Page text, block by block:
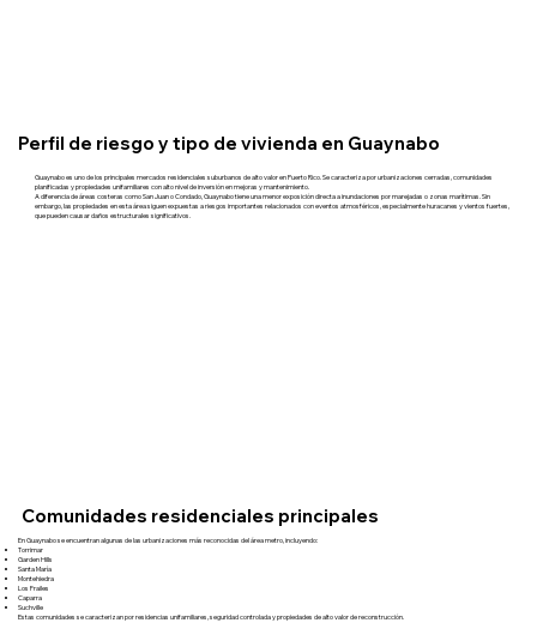
Perfil de riesgo y tipo de vivienda en Guaynabo
Guaynabo es uno de los principales mercados residenciales suburbanos de alto valor en Puerto Rico. Se caracteriza por urbanizaciones cerradas, comunidades
planificadas y propiedades unifamiliares con alto nivel de inversión en mejoras y mantenimiento.
A diferencia de áreas costeras como San Juan o Condado, Guaynabo tiene una menor exposición directa a inundaciones por marejadas o zonas marítimas. Sin
embargo, las propiedades en esta área siguen expuestas a riesgos importantes relacionados con eventos atmosféricos, especialmente huracanes y vientos fuertes,
que pueden causar daños estructurales significativos.
Comunidades residenciales principales
En Guaynabo se encuentran algunas de las urbanizaciones más reconocidas del área metro, incluyendo:
Torrimar
Garden Hills
Santa María
Montehiedra
Los Frailes
Caparra
Suchville
Estas comunidades se caracterizan por residencias unifamiliares, seguridad controlada y propiedades de alto valor de reconstrucción.